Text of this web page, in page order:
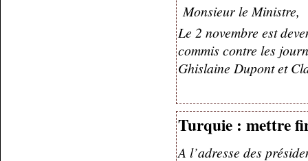
Monsieur le Ministre,
Le 2 novembre est
commis contre les
Ghislaine Dupont et
Turquie : mettre
A l’adresse des